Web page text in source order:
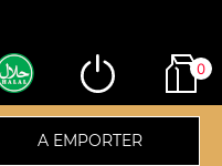
0
A EMPORTER